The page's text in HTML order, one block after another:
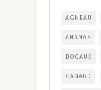
AGNEAU
ANANAS
BOCAUX
CANARD